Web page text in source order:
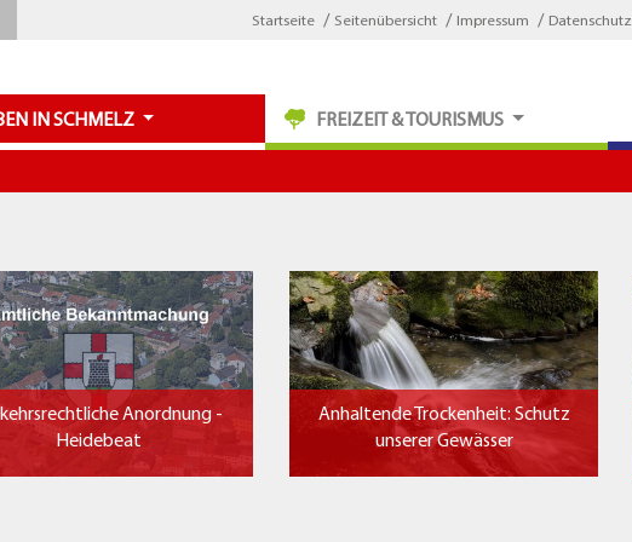
Startseite Seitenübersicht Impressum Datenschutz
IN SCHMELZ FREIZEIT & TOURISMUS
Anordnung -
Heidebeat
Anhaltende Trockenheit: Schutz
unserer Gewässer